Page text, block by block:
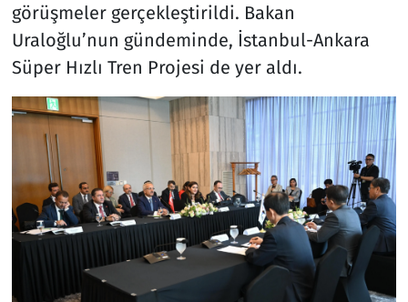
görüşmeler gerçekleştirildi. Bakan
Uraloğlu’nun gündeminde, İstanbul-Ankara
Süper Hızlı Tren Projesi de yer aldı.